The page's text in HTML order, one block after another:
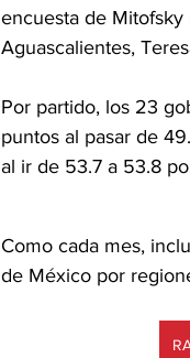
encuesta de Mitofsky
Aguascalientes,
Por partido, los 23
puntos al pasar de
al ir de 53.7 a 53.8
Como cada mes,
de México por